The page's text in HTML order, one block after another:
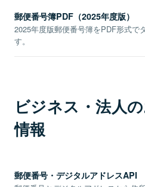
郵便番号簿PDF（2025年度版）
2025年度版郵便番号簿をPDF形式で
す。
ビジネス・法人
情報
郵便番号・デジタルアドレスAPI